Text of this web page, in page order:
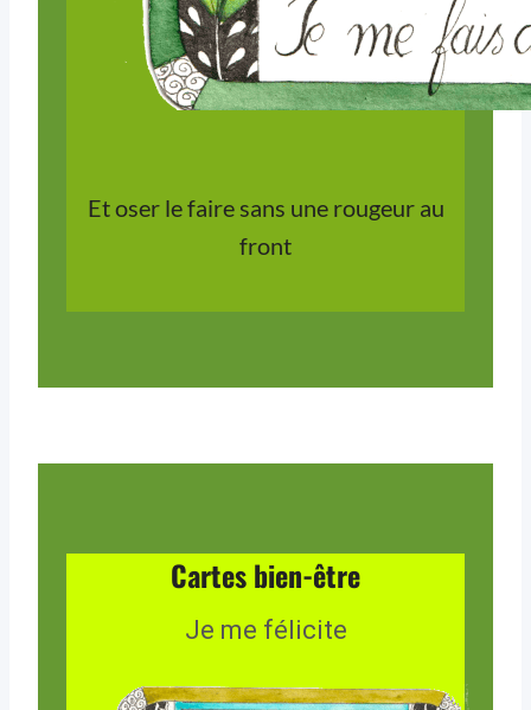
Et oser le faire sans une rougeur au
front
Cartes bien-être
Je me félicite